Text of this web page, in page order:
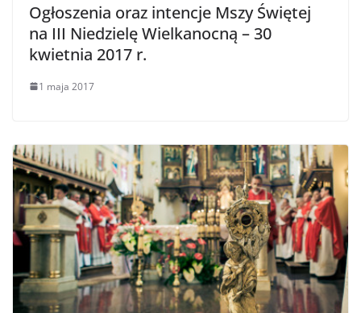
Ogłoszenia oraz intencje Mszy Świętej
na III Niedzielę Wielkanocną – 30
kwietnia 2017 r.
1 maja 2017